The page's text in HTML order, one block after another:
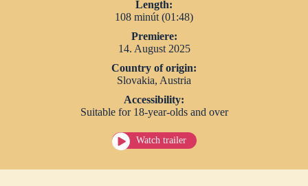
Length:
108 minút (01:48)
Premiere:
14. August 2025
Country of origin:
Slovakia, Austria
Accessibility:
Suitable for 18-year-olds and over
Watch trailer